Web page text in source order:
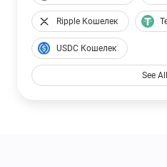
Ripple Кошелек
USDC Кошелек
See All